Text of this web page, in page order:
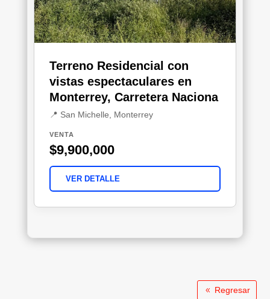
Terreno Residencial con
vistas espectaculares en
Monterrey, Carretera Naciona
📍 San Michelle, Monterrey
VENTA
$9,900,000
VER DETALLE
Regresar